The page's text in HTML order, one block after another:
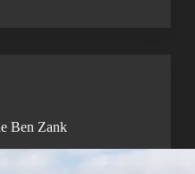
Ben Zank